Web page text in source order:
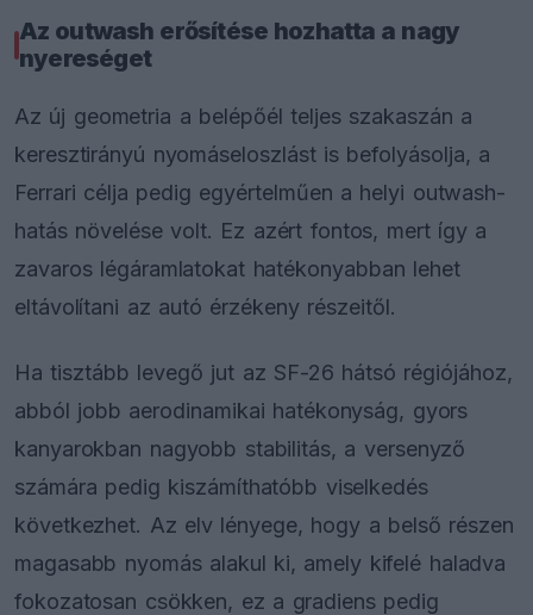
Az outwash erősítése hozhatta a nagy
nyereséget
Az új geometria a belépőél teljes szakaszán a
keresztirányú nyomáseloszlást is befolyásolja, a
Ferrari célja pedig egyértelműen a helyi outwash-
hatás növelése volt. Ez azért fontos, mert így a
zavaros légáramlatokat hatékonyabban lehet
eltávolítani az autó érzékeny részeitől.
Ha tisztább levegő jut az SF-26 hátsó régiójához,
abból jobb aerodinamikai hatékonyság, gyors
kanyarokban nagyobb stabilitás, a versenyző
számára pedig kiszámíthatóbb viselkedés
következhet. Az elv lényege, hogy a belső részen
magasabb nyomás alakul ki, amely kifelé haladva
fokozatosan csökken, ez a gradiens pedig